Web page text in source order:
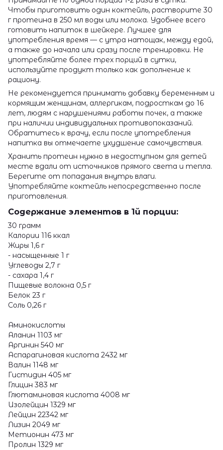
Чтобы приготовить один коктейль, растворите 30
г протеина в 250 мл воды или молока. Удобнее всего
готовить напиток в шейкере. Лучшее для
употребления время — с утра натощак, между едой,
а также до начала или сразу после тренировки. Не
употребляйте более трех порций в сутки,
используйте продукт только как дополнение к
рациону.
Не рекомендуется принимать добавку беременным и
кормящим женщинам, аллергикам, подросткам до 16
лет, людям с нарушениями работы почек, а также
при наличии индивидуальных противопоказаний.
Обратитесь к врачу, если после употребления
напитка вы отмечаете ухудшение самочувствия.
Хранить протеин нужно в недоступном для детей
месте вдали от источников прямого света и тепла.
Берегите от попадания внутрь влаги.
Употребляйте коктейль непосредственно после
приготовления.
Содержание элементов в 1й порции:
30 грамм
Калории 116 ккал
Жиры 1,6 г
- насыщенные 1 г
Углеводы 2,7 г
- сахара 1,4 г
Пищевые волокна 0,5 г
Белок 23 г
Соль 0,26 г
Аминокислоты
Аланин 1103 мг
Аргинин 540 мг
Аспарагиновая кислота 2432 мг
Валин 1148 мг
Гистидин 405 мг
Глицин 383 мг
Глютаминовая кислота 4008 мг
Изолейцин 1329 мг
Лейцин 22342 мг
Лизин 2049 мг
Метионин 473 мг
Пролин 1329 мг